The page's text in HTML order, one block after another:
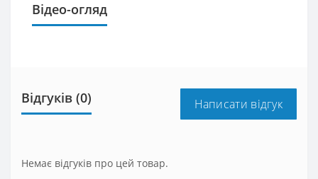
Відео-огляд
Відгуків (0) Написати відгук
Немає відгуків про цей товар.